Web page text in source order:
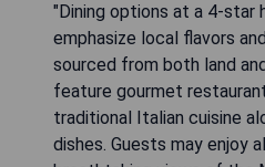
"Dining options at a 4-star
emphasize local flavors
sourced from both land
feature gourmet
traditional Italian cuisine
dishes. Guests may enjoy